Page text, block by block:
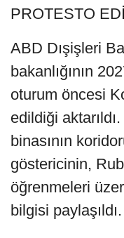
PROTESTO
ABD Dışişleri
bakanlığının
oturum öncesi
edildiği
binasının
göstericinin,
öğrenmeleri
bilgisi paylaşıldı.